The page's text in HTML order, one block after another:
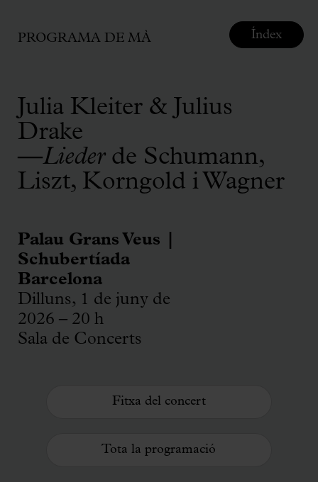
PROGRAMA DE MÀ
Julia Kleiter & Julius
Drake
—Liederde Schumann,
Liszt, Korngold i Wagner
Palau Grans Veus |
Schubertíada
Barcelona
Dilluns, 1 de juny de
2026 – 20 h
Sala de Concerts
Fitxa del concert
Tota la programació
Índex